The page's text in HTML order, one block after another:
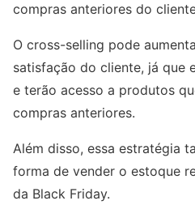
compras anteriores do
O cross-selling pode
satisfação do cliente, já que
e terão acesso a produtos
compras anteriores.
Além disso, essa estratégia
forma de vender o estoque
da Black Friday.